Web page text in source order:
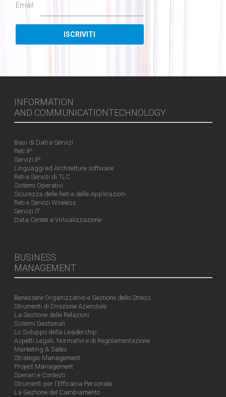
Email:
INFORMATION
AND COMMUNICATIONTECHNOLOGY
Basi di Dati e Servizi
Reti IP
Servizi IP
Linguaggi ed Architetture software
Reti e Servizi di TLC
Sistemi Operativi
Sicurezza delle Reti e delle Applicazioni
Reti e Servizi Wireless
Servizi IT
Data Center e Virtualizzazione
BUSINESS
MANAGEMENT
Benessere Organizzativo e Gestione dello Stress
Strumenti di Direzione Aziendale
La Gestione delle Relazioni
Sistemi Gestionali
Lo Sviluppo della Leadership
Aspetti Legali, Normativi e di Regolamentazione
Marketing & Sales
Strategic Management
Project Management
Scenari e Contesti
Strumenti per l'Efficacia Personale
La Gestione del Cambiamento